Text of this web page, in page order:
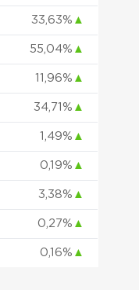
33,63% ▲
55,04% ▲
11,96% ▲
34,71% ▲
1,49% ▲
0,19% ▲
3,38% ▲
0,27% ▲
0,16% ▲